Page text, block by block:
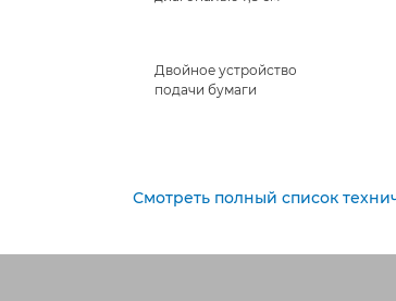
Двойное устройство
подачи бумаги
Смотреть полный список